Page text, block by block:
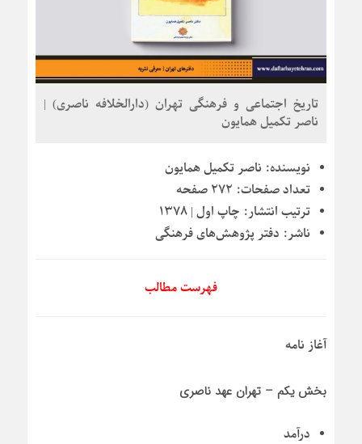
تاریخ اجتماعی و فرهنگی تهران (دارالخلافه ناصری) |
ناصر تکمیل همایون
نویسنده: ناصر تکمیل همایون
تعداد صفحات: ۲۷۲ صفحه
ترتیب انتشار: چاپ اول | ۱۳۷۸
ناشر: دفتر پژوهش‌های فرهنگی
فهرست مطالب
آغاز نامه
بخش یکم – تهران عهد ناصری
درآمد